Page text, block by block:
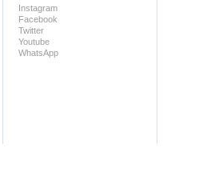
Instagram
Facebook
Twitter
Youtube
WhatsApp